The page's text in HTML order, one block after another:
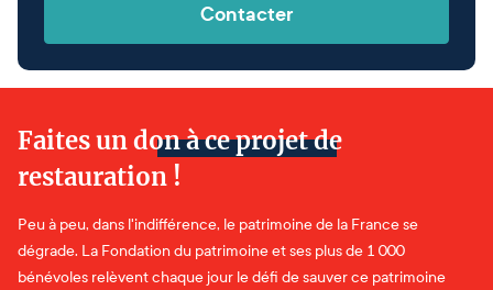
Contacter
Faites un don à ce projet de
restauration !
Peu à peu, dans l'indifférence, le patrimoine de la France se
dégrade. La Fondation du patrimoine et ses plus de 1 000
bénévoles relèvent chaque jour le défi de sauver ce patrimoine